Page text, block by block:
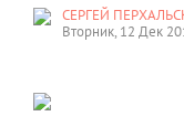
СЕРГЕЙ
Вторник, 12 Дек